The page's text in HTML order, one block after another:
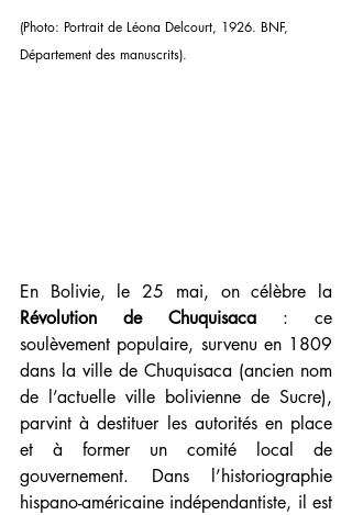
(Photo: Portrait de Léona Delcourt, 1926. BNF,
Département des manuscrits).
Révolution de Chuquisaca : ce
soulèvement populaire, survenu en 1809
dans la ville de Chuquisaca (ancien nom
de l’actuelle ville bolivienne de Sucre),
parvint à destituer les autorités en place
et à former un comité local de
gouvernement. Dans l’historiographie
hispano-américaine indépendantiste, il est